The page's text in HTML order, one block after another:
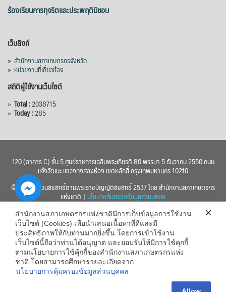
ร้องเรียนการทุจริตและประพฤติมิชอบ
เว็บลิงก์
» สำนักงานสภาเกษตรกรจังหวัด
» หน่วยงานที่เกี่ยวข้อง
สถิติผู้ใช้งานเว็บไซต์
» Total :2038715
» Today :285
120 (อาคาร C) ชั้น 5 ศูนย์ราชการเฉลิมพระเกียรติ 80 พรรษา 5 ธันวาคม 2550 ถนน
แจ้งวัฒนะ แขวงทุ่งสองห้อง เขตหลักสี่ กรุงเทพมหานคร 10210
© 2560 สงวนลิขสิทธิ์ตามพระราชบัญญัติลิขสิทธิ์ 2537 โดย สำนักงานสภาเกษตรกร
แห่งชาติ | นโยบายคุ้มครองข้อมูลส่วนบุคคล
สำนักงานสภาเกษตรกรแห่งชาติมีการเก็บข้อมูลการใช้งาน
เว็บไซต์ (Cookies) เพื่อนำเสนอเนื้อหาที่ดีและมี
ประสิทธิภาพให้กับท่านมากยิ่งขึ้น โดยการเข้าใช้งาน
เว็บไซต์นี้ถือว่าท่านได้อนุญาต และยอมรับให้มีการใช้คุกกี้
ตามนโยบายการใช้คุ้กกี้ของสำนักงานสภาเกษตรกรแห่ง
ชาติ โดยสามารถศึกษารายละเอียดจาก
นโยบายการคุ้มครองข้อมูลส่วนบุคคล
Hide
chaty